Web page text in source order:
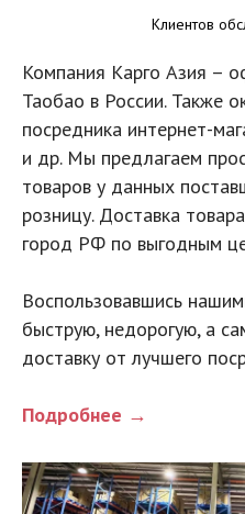
Клиентов
Компания Карго Азия –
Таобао в России. Также
посредника интернет-
и др. Мы предлагаем
товаров у данных
розницу. Доставка
город РФ по выгодным
Воспользовавшись
быструю, недорогую, а
доставку от лучшего
Подробнее →